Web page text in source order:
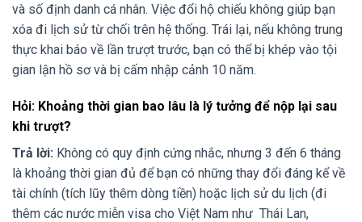
và số định danh cá nhân. Việc đổi hộ chiếu không giúp bạn
xóa đi lịch sử từ chối trên hệ thống. Trái lại, nếu không trung
thực khai báo về lần trượt trước, bạn có thể bị khép vào tội
gian lận hồ sơ và bị cấm nhập cảnh 10 năm.
Hỏi: Khoảng thời gian bao lâu là lý tưởng để nộp lại sau
khi trượt?
Trả lời: Không có quy định cứng nhắc, nhưng 3 đến 6 tháng
là khoảng thời gian đủ để bạn có những thay đổi đáng kể về
tài chính (tích lũy thêm dòng tiền) hoặc lịch sử du lịch (đi
thêm các nước miễn visa cho Việt Nam như Thái Lan,